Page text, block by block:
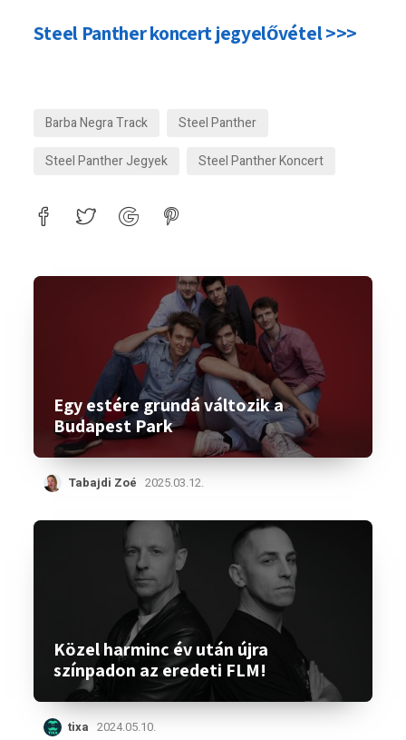
Steel Panther koncert jegyelővétel >>>
Barba Negra Track
Steel Panther
Steel Panther Jegyek
Steel Panther Koncert
Egy estére grundá változik a
Budapest Park
Tabajdi Zoé 2025.03.12.
Közel harminc év után újra
színpadon az eredeti FLM!
tixa 2024.05.10.